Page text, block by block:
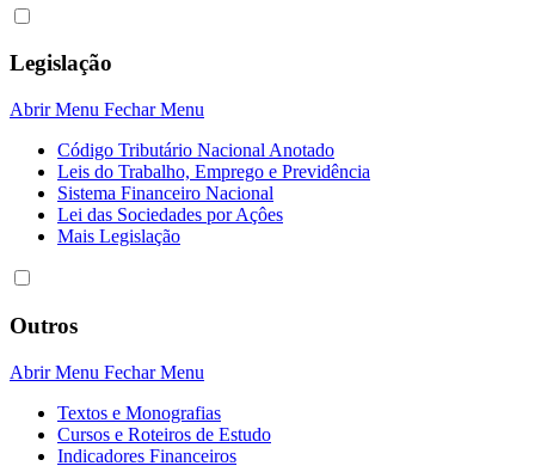
Legislação
Abrir Menu Fechar Menu
Código Tributário Nacional Anotado
Leis do Trabalho, Emprego e Previdência
Sistema Financeiro Nacional
Lei das Sociedades por Açôes
Mais Legislação
Outros
Abrir Menu Fechar Menu
Textos e Monografias
Cursos e Roteiros de Estudo
Indicadores Financeiros